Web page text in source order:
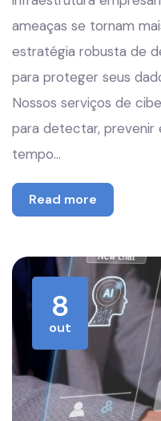
ameaças se tornam
estratégia robusta de
para proteger seus
Nossos serviços de
para detectar, prevenir
tempo…
Read more
8
out